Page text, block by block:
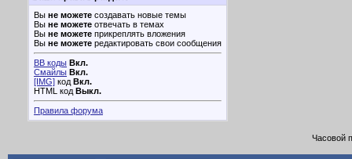
Вы не можете создавать новые темы
Вы не можете отвечать в темах
Вы не можете прикреплять вложения
Вы не можете редактировать свои сообщения
BB коды Вкл.
Смайлы Вкл.
[IMG] код Вкл.
HTML код Выкл.
Правила форума
Часовой